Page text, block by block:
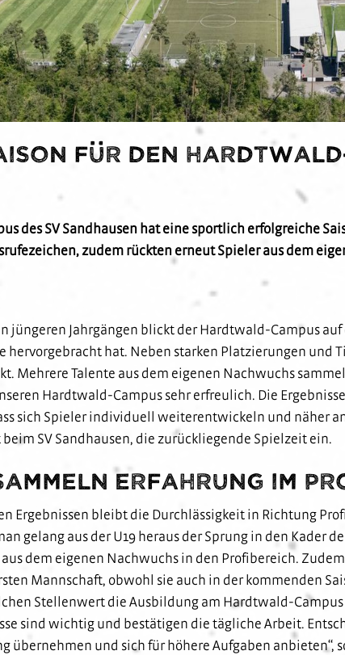
für den Hardtwald-
des SV Sandhausen hat eine sportlich erfolgreiche
zudem rückten erneut Spieler aus dem
jüngeren Jahrgängen blickt der Hardtwald-Campus
hervorgebracht hat. Neben starken Platzierungen
Mehrere Talente aus dem eigenen Nachwuchs
Hardtwald-Campus sehr erfreulich. Die
sich Spieler individuell weiterentwickeln und näher
beim SV Sandhausen, die zurückliegende Spielzeit ein.
Erfahrung im
Ergebnissen bleibt die Durchlässigkeit in Richtung
gelang aus der U19 heraus der Sprung in den Kader
dem eigenen Nachwuchs in den Profibereich.
Mannschaft, obwohl sie auch in der kommenden
Stellenwert die Ausbildung am Hardtwald-
sind wichtig und bestätigen die tägliche Arbeit.
übernehmen und sich für höhere Aufgaben anbieten“,